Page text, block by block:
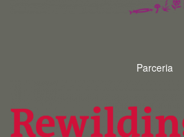
Parceria